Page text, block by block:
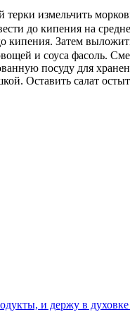
измельчить
до кипения на
кипения. Затем
и соуса фасоль.
посуду для
Оставить салат
и держу в